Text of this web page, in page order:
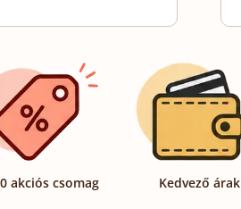
akciós csomag Kedvező árak